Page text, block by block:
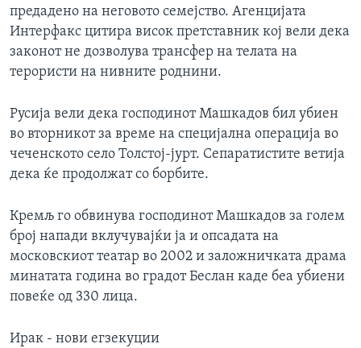
предадено на неговото семејство. Агенцијата
Интерфакс цитира висок претставник кој вели дека
законот не дозволува трансфер на телата на
терористи на нивните роднини.
Русија вели дека господинот Машкадов бил убиен
во вторникот за време на специјална операција во
чеченското село Толстој-јурт. Сепаратистите ветија
дека ќе продолжат со борбите.
Кремљ го обвинува господинот Машкадов за голем
број напади вклучувајќи ја и опсадата на
московскиот театар во 2002 и заложничката драма
минатата година во градот Беслан каде беа убиени
повеќе од 330 лица.
Ирак - нови егзекуции